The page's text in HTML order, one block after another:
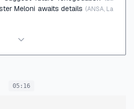
Meloni awaits details (ANSA, La
05:16